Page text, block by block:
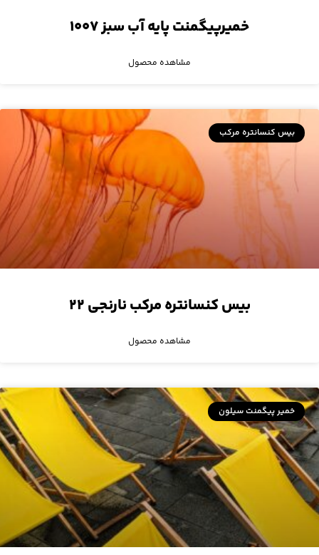
خمیرپیگمنت پایه آب سبز ۱۰۰۷
مشاهده محصول
بیس کنسانتره مرکب
بیس کنسانتره مرکب نارنجی ۲۲
مشاهده محصول
خمیر پیگمنت سیلون